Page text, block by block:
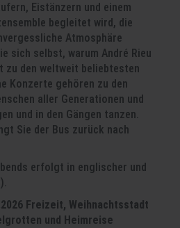
Eistänzern und einem
begleitet wird, die
Atmosphäre
sich selbst, warum André Rieu
zu den weltweit beliebtesten
Konzerte gehören zu den
aller Generationen und
und in den Gängen tanzen.
Sie der Bus zurück nach
erfolgt in englischer und
Freizeit, Weihnachtsstadt
und Heimreise